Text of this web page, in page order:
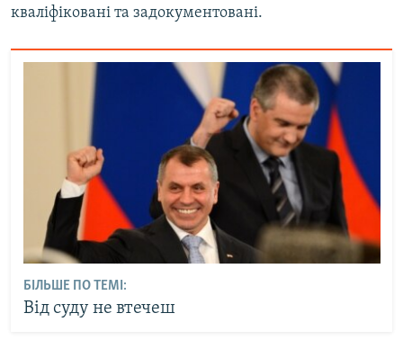
кваліфіковані та задокументовані.
БІЛЬШЕ ПО ТЕМІ:
Від суду не втечеш